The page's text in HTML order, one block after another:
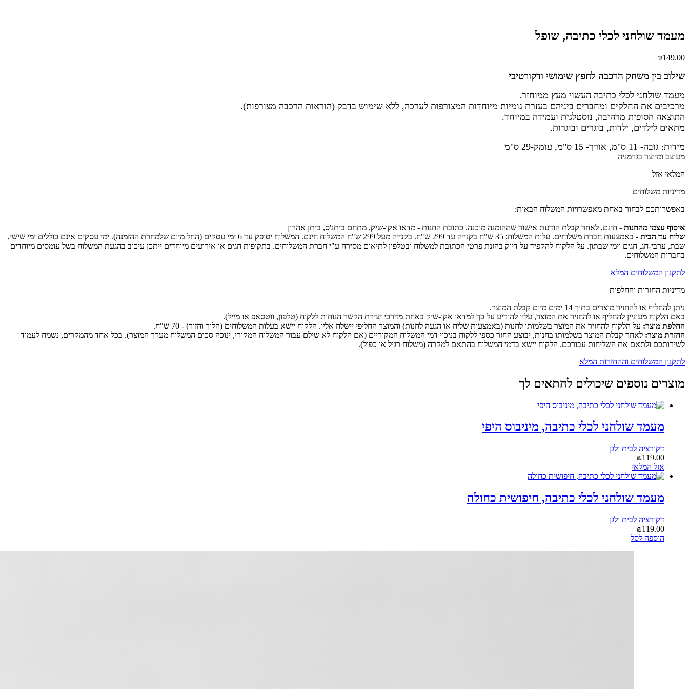
מעמד שולחני לכלי כתיבה, שופל
₪149.00
שילוב בין משחק הרכבה לחפץ שימושי ודקורטיבי
מעמד שולחני לכלי כתיבה העשוי מעץ ממוחזר.
מרכיבים את החלקים ומחברים ביניהם בעזרת גומיות מיוחדות המצורפות לערכה, ללא שימוש בדבק (הוראות הרכבה מצורפות).
התוצאה הסופית מרהיבה, נוסטלגית ועמידה במיוחד.
מתאים לילדים, ילדות, בוגרים ובוגרות.
מידות: גובה- 11 ס"מ, אורך- 15 ס"מ, עומק-29 ס"מ
מעוצב ומיוצר בגרמניה
המלאי אזל
מדיניות משלוחים
באפשרותכם לבחור באחת מאפשרויות המשלוח הבאות:
איסוף עצמי מהחנות - חינם, לאחר קבלת הודעת אישור שההזמנה מוכנה. כתובת החנות - מדאו אקו-שיק, מתחם ביתנ'ס, ביתן אהרון
שליח עד הבית
- באמצעות חברת משלוחים. עלות המשלוח: 35 ש"ח בקנייה עד 299 ש"ח. בקנייה מעל 299 ש"ח המשלוח חינם. המשלוח יסופק עד 6 ימי עסקים (החל מיום שלמחרת ההזמנה). ימי עסקים אינם כוללים ימי שישי,
שבת, ערבי-חג, חגים וימי שבתון. על הלקוח להקפיד על דיוק בהזנת פרטי הכתובת למשלוח ובטלפון לתיאום מסירה ע"י חברת המשלוחים. בתקופות חגים או אירועים מיוחדים ייתכן עיכוב בהגעת המשלוח בשל עומסים מיוחדים
בחברות המשלוחים.
לתקנון המשלוחים המלא
מדיניות החזרות והחלפות
ניתן להחליף או להחזיר מוצרים בתוך 14 ימים מיום קבלת המוצר.
באם הלקוח מעוניין להחליף או להחזיר את המוצר, עליו להודיע על כך למדאו אקו-שיק באחת מדרכי יצירת הקשר הנוחות ללקוח (טלפון, ווטסאפ או מייל).
החלפת מוצר: על הלקוח להחזיר את המוצר בשלמותו לחנות (באמצעות שליח או הגעה לחנות) והמוצר החליפי יישלח אליו. הלקוח יישא בעלות המשלוחים (הלוך וחזור) - 70 ש"ח.
החזרת מוצר: לאחר קבלת המוצר בשלמותו בחנות, יבוצע החזר כספי ללקוח בניכוי דמי המשלוח המקוריים (אם הלקוח לא שילם עבור המשלוח המקורי, ינוכה סכום המשלוח מערך המוצר). בכל אחד מהמקרים, נשמח לעמוד
לשירותכם ולתאם את השליחות עבורכם. הלקוח יישא בדמי המשלוח בהתאם למקרה (משלוח רגיל או כפול).
לתקנון המשלוחים וההחזרות המלא
מוצרים נוספים שיכולים להתאים לך
מעמד שולחני לכלי כתיבה, מיניבוס היפי
דקורציה לבית ולגן
₪119.00
אזל המלאי
מעמד שולחני לכלי כתיבה, חיפושית כחולה
דקורציה לבית ולגן
₪119.00
הוספה לסל